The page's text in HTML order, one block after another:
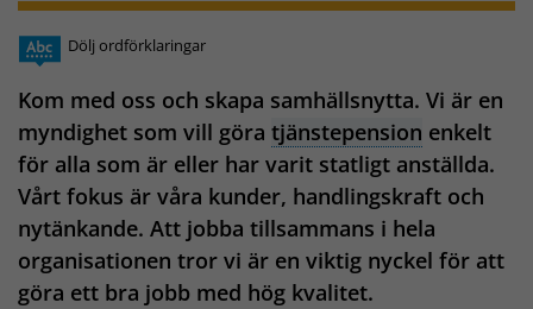
Dölj ordförklaringar
Kom med oss och skapa samhällsnytta. Vi är en
myndighet som vill göra tjänstepension enkelt
för alla som är eller har varit statligt anställda.
Vårt fokus är våra kunder, handlingskraft och
nytänkande. Att jobba tillsammans i hela
organisationen tror vi är en viktig nyckel för att
göra ett bra jobb med hög kvalitet.